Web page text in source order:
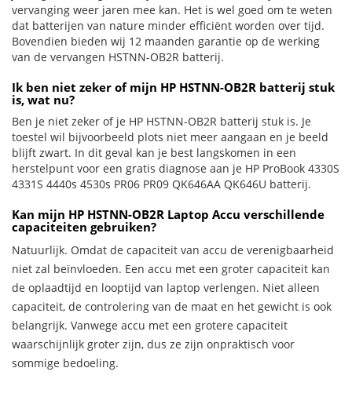
vervanging weer jaren mee kan. Het is wel goed om te weten
dat batterijen van nature minder efficiënt worden over tijd.
Bovendien bieden wij 12 maanden garantie op de werking
van de vervangen HSTNN-OB2R batterij.
Ik ben niet zeker of mijn HP HSTNN-OB2R batterij stuk
is, wat nu?
Ben je niet zeker of je HP HSTNN-OB2R batterij stuk is. Je
toestel wil bijvoorbeeld plots niet meer aangaan en je beeld
blijft zwart. In dit geval kan je best langskomen in een
herstelpunt voor een gratis diagnose aan je HP ProBook 4330S
4331S 4440s 4530s PR06 PR09 QK646AA QK646U batterij.
Kan mijn HP HSTNN-OB2R Laptop Accu verschillende
capaciteiten gebruiken?
Natuurlijk. Omdat de capaciteit van accu de verenigbaarheid
niet zal beïnvloeden. Een accu met een groter capaciteit kan
de oplaadtijd en looptijd van laptop verlengen. Niet alleen
capaciteit, de controlering van de maat en het gewicht is ook
belangrijk. Vanwege accu met een grotere capaciteit
waarschijnlijk groter zijn, dus ze zijn onpraktisch voor
sommige bedoeling.